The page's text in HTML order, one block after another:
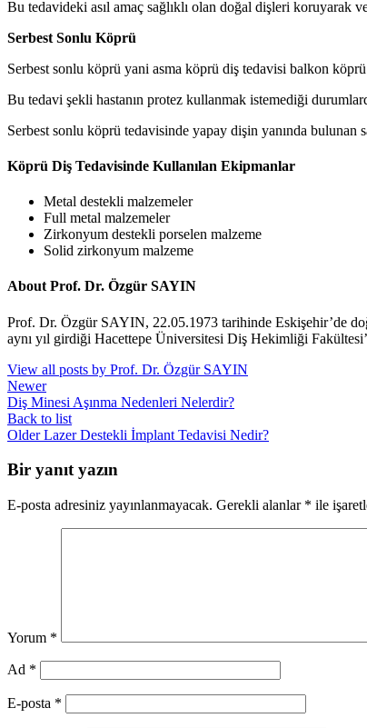
Bu tedavideki asıl amaç sağlıklı olan doğal dişleri koruyarak
Serbest Sonlu Köprü
Serbest sonlu köprü yani asma köprü diş tedavisi balkon
Bu tedavi şekli hastanın protez kullanmak istemediği
Serbest sonlu köprü tedavisinde yapay dişin yanında bulunan
Köprü Diş Tedavisinde Kullanılan Ekipmanlar
Metal destekli malzemeler
Full metal malzemeler
Zirkonyum destekli porselen malzeme
Solid zirkonyum malzeme
About Prof. Dr. Özgür SAYIN
Prof. Dr. Özgür SAYIN, 22.05.1973 tarihinde Eskişehir’de
aynı yıl girdiği Hacettepe Üniversitesi Diş Hekimliği
View all posts by Prof. Dr. Özgür SAYIN
Newer
Diş Minesi Aşınma Nedenleri Nelerdir?
Back to list
Older Lazer Destekli İmplant Tedavisi Nedir?
Bir yanıt yazın
E-posta adresiniz yayınlanmayacak. Gerekli alanlar * ile
Yorum *
Ad *
E-posta *